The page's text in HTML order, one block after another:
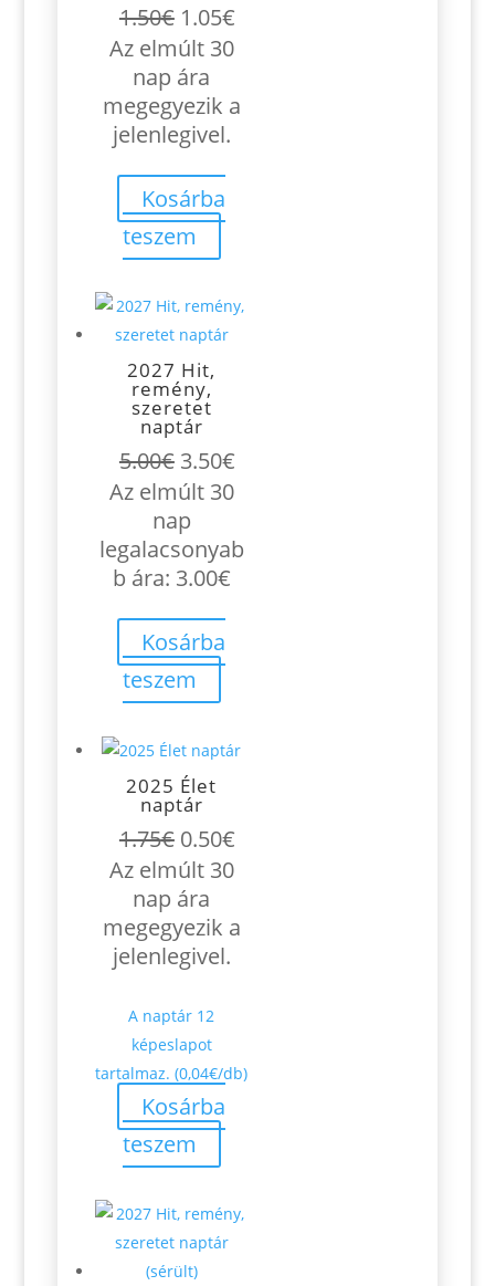
1.50€ Original
price
was:
1.50€.
1.05€Current
price
1.05€.
Az elmúlt 30
nap ára
megegyezik a
jelenlegivel.
Kosárba
teszem
2027 Hit,
remény,
szeretet
naptár
5.00€ Original
price
was:
5.00€.
3.50€Current
price
3.50€.
Az elmúlt 30
nap
legalacsonyab
b ára: 3.00€
Kosárba
teszem
2025 Élet
naptár
1.75€ Original
price
was:
1.75€.
0.50€Current
price
0.50€.
Az elmúlt 30
nap ára
megegyezik a
jelenlegivel.
A naptár 12
képeslapot
tartalmaz. (0,04€/db)
Kosárba
teszem